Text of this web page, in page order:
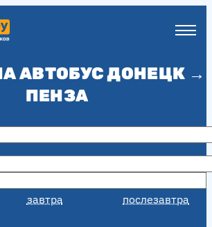
АВТОБУС ДОНЕЦК →
ПЕНЗА
завтра послезавтра